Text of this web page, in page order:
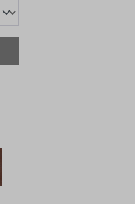
Wert ein